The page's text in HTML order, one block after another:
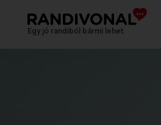
Egy jó randiból bármi lehet.